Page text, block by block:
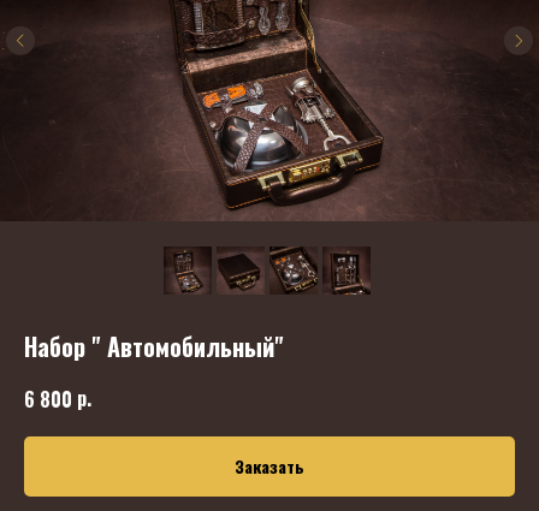
Набор " Автомобильный"
6 800 р.
Заказать